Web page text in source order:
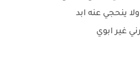
ينحجي عنه ابد
غير ابوي